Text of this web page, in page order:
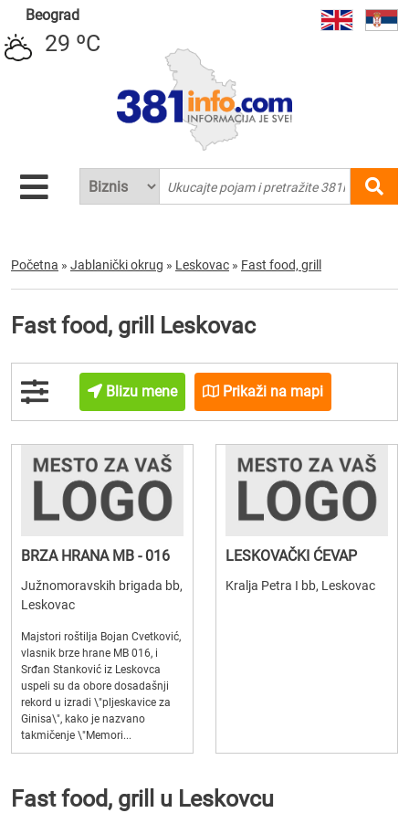
Beograd
29 ºC
Početna » Jablanički okrug » Leskovac » Fast food, grill
Fast food, grill Leskovac
Blizu mene Prikaži na mapi
BRZA HRANA MB - 016
Južnomoravskih brigada bb,
Leskovac
Majstori roštilja Bojan Cvetković,
vlasnik brze hrane MB 016, i
Srđan Stanković iz Leskovca
uspeli su da obore dosadašnji
rekord u izradi \"pljeskavice za
Ginisa\", kako je nazvano
takmičenje \"Memori...
LESKOVAČKI ĆEVAP
Kralja Petra I bb, Leskovac
Fast food, grill u Leskovcu